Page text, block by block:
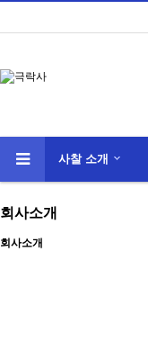
사찰 소개
회사소개
회사소개